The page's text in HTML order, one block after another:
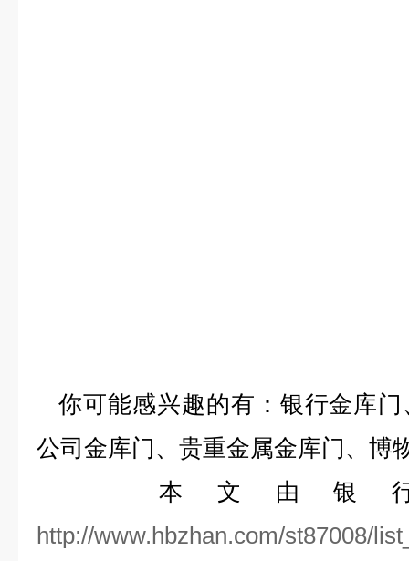
你可能感兴趣的有：银行金库
公司金库门、贵重金属金库门、博
本文由银行
http://www.hbzhan.com/st87008/